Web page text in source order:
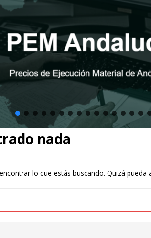
nada
lo que estás buscando. Quizá pueda